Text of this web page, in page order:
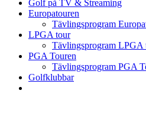
Golf på TV & Streaming
Europatouren
Tävlingsprogram
LPGA tour
Tävlingsprogram LPGA
PGA Touren
Tävlingsprogram PGA
Golfklubbar